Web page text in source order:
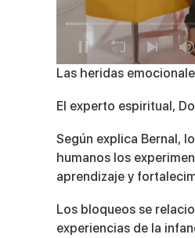
0
seconds
7
38
secondsVolume
90%
Las heridas
El experto espiritual,
Según explica Bernal,
humanos los
aprendizaje y
Los bloqueos se
experiencias de la